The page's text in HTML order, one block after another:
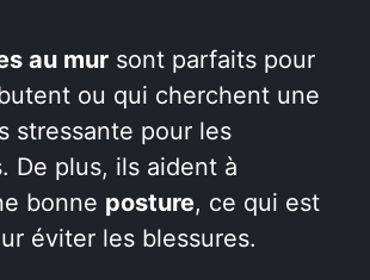
au mur sont parfaits pour
ou qui cherchent une
stressante pour les
De plus, ils aident à
bonne posture, ce qui est
éviter les blessures.